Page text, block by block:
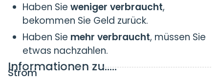
Haben Sie weniger verbraucht,
bekommen Sie Geld zurück.
Haben Sie mehr verbraucht, müssen Sie
etwas nachzahlen.
Informationen zu…..
Strom